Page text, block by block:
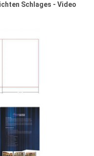
Schlages - Video